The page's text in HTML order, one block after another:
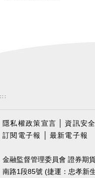
:::
隱私權政策宣言 資訊安
訂閱電子報
最新電子報
金融監督管理委員會 證券期
南路1段85號 (捷運：忠孝新